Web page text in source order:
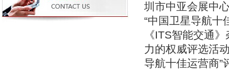
圳市中亚会展中
“中国卫星导航十
《ITS智能交通
力的权威评选活
导航十佳运营商